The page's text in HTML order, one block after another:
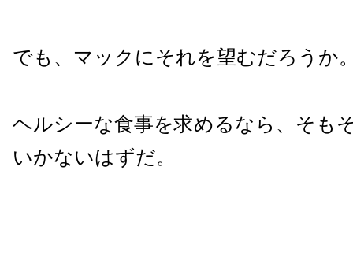
でも、マックにそれを望むだろうか
ヘルシーな食事を求めるなら、そも
いかないはずだ。